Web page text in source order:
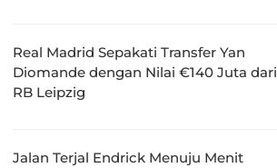
Real Madrid Sepakati Transfer Yan
Diomande dengan Nilai €140 Juta dari
RB Leipzig
Jalan Terjal Endrick Menuju Menit